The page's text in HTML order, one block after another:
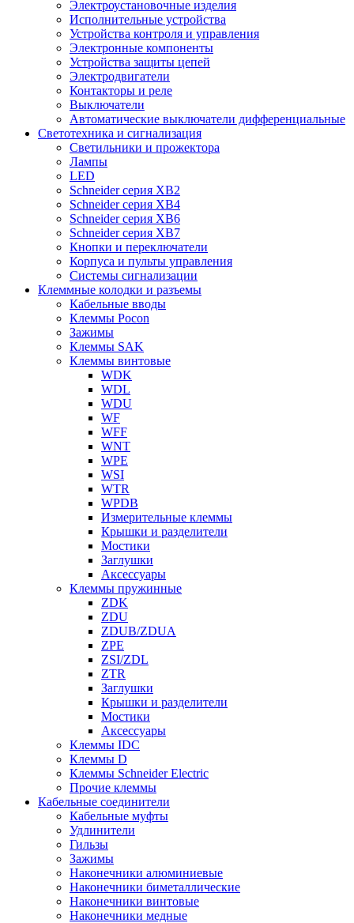
Электроустановочные изделия
Исполнительные устройства
Устройства контроля и управления
Электронные компоненты
Устройства защиты цепей
Электродвигатели
Контакторы и реле
Выключатели
Автоматические выключатели дифференциальные
Светотехника и сигнализация
Светильники и прожектора
Лампы
LED
Schneider серия XB2
Schneider серия XB4
Schneider серия XB6
Schneider серия XB7
Кнопки и переключатели
Корпуса и пульты управления
Системы сигнализации
Клеммные колодки и разъемы
Кабельные вводы
Клеммы Pocon
Зажимы
Клеммы SAK
Клеммы винтовые
WDK
WDL
WDU
WF
WFF
WNT
WPE
WSI
WTR
WPDB
Измерительные клеммы
Крышки и разделители
Мостики
Заглушки
Аксессуары
Клеммы пружинные
ZDK
ZDU
ZDUB/ZDUA
ZPE
ZSI/ZDL
ZTR
Заглушки
Крышки и разделители
Мостики
Аксессуары
Клеммы IDC
Клеммы D
Клеммы Schneider Electric
Прочие клеммы
Кабельные соединители
Кабельные муфты
Удлинители
Гильзы
Зажимы
Наконечники алюминиевые
Наконечники биметаллические
Наконечники винтовые
Наконечники медные